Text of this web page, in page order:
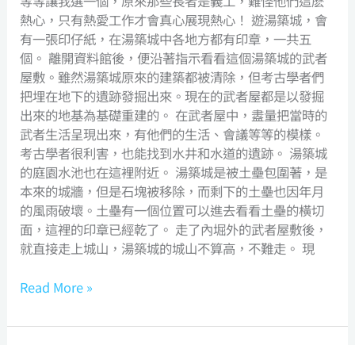
熱心，只有熱愛工作才會真心展現熱心！ 遊湯築城，會
有一張印仔紙，在湯築城中各地方都有印章，一共五
個。 離開資料館後，便沿著指示看看這個湯築城的武者
屋敷。雖然湯築城原來的建築都被清除，但考古學者們
把埋在地下的遺跡發掘出來。現在的武者屋都是以發掘
出來的地基為基礎重建的。 在武者屋中，䀆量把當時的
武者生活呈現出來，有他們的生活、會議等等的模樣。
考古學者很利害，也能找到水井和水道的遺跡。 湯築城
的庭園水池也在這裡附近。 湯築城是被土壘包圍著，是
本來的城牆，但是石塊被移除，而剩下的土壘也因年月
的風雨破壞。土壘有一個位置可以進去看看土壘的橫切
面，這裡的印章已經乾了。 走了內堀外的武者屋敷後，
就直接走上城山，湯築城的城山不算高，不難走。 現
Read More »